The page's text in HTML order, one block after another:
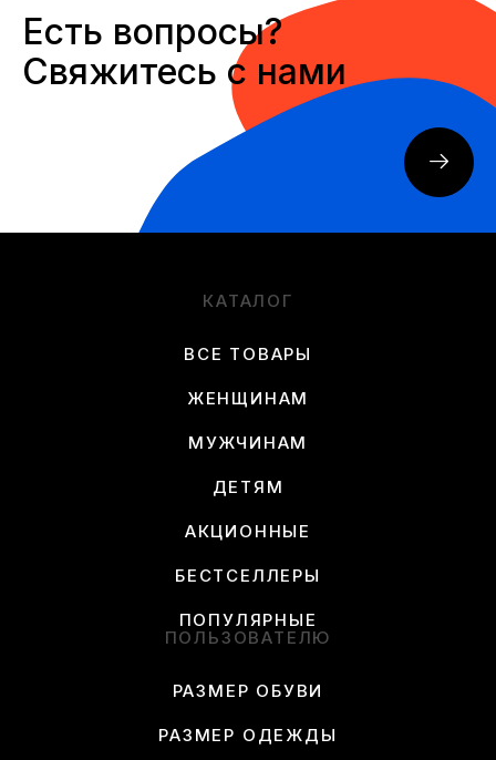
Есть вопросы?
Свяжитесь с нами
КАТАЛОГ
ВСЕ ТОВАРЫ
ЖЕНЩИНАМ
МУЖЧИНАМ
ДЕТЯМ
АКЦИОННЫЕ
БЕСТСЕЛЛЕРЫ
ПОПУЛЯРНЫЕ
ПОЛЬЗОВАТЕЛЮ
РАЗМЕР ОБУВИ
РАЗМЕР ОДЕЖДЫ